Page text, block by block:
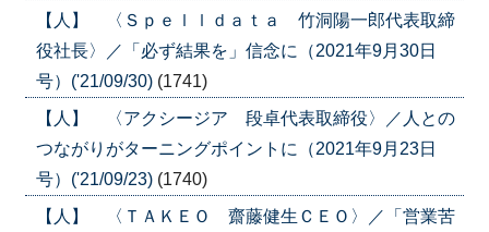
【人】 〈Ｓｐｅｌｌｄａｔａ 竹洞陽一郎代表取締
役社長〉／「必ず結果を」信念に（2021年9月30日
号）('21/09/30) (1741)
【人】 〈アクシージア 段卓代表取締役〉／人との
つながりがターニングポイントに（2021年9月23日
号）('21/09/23) (1740)
【人】 〈ＴＡＫＥＯ 齋藤健生ＣＥＯ〉／「営業苦